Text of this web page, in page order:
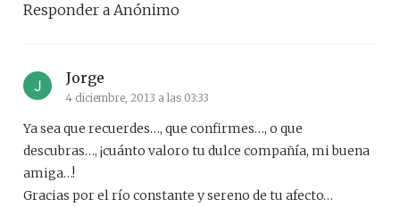
Responder a Anónimo
Jorge
4 diciembre, 2013 a las 03:33
Ya sea que recuerdes…, que confirmes…, o que
descubras…, ¡cuánto valoro tu dulce compañía, mi buena
amiga…!
Gracias por el río constante y sereno de tu afecto…